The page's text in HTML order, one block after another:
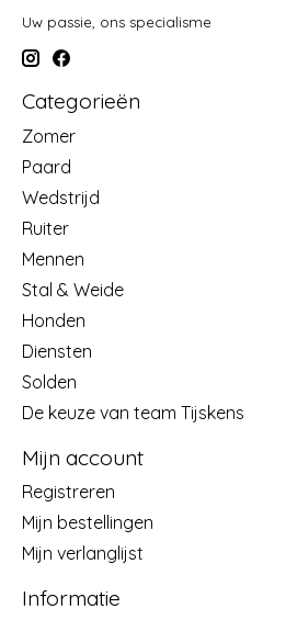
Uw passie, ons specialisme
Categorieën
Zomer
Paard
Wedstrijd
Ruiter
Mennen
Stal & Weide
Honden
Diensten
Solden
De keuze van team Tijskens
Mijn account
Registreren
Mijn bestellingen
Mijn verlanglijst
Informatie